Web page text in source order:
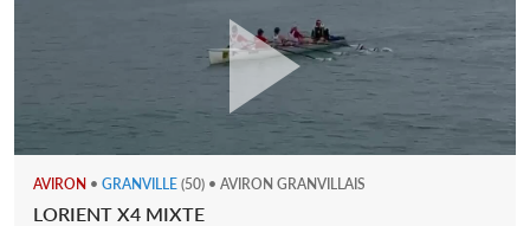
AVIRON • GRANVILLE (50) • AVIRON GRANVILLAIS
LORIENT X4 MIXTE